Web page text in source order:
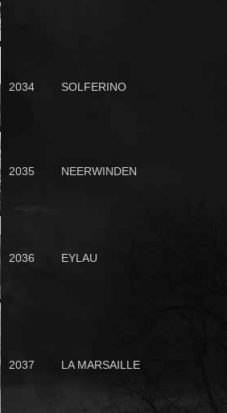
2034 SOLFERINO
2035 NEERWINDEN
2036 EYLAU
2037 LA MARSAILLE